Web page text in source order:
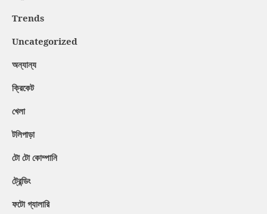
Trends
Uncategorized
অন্যান্য
ক্রিকেট
খেলা
টলিপাড়া
টো টো কোম্পানি
ট্রেন্ডিং
ফটো গ্যালারি